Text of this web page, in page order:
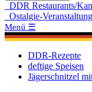
DDR Restaurants/
Ostalgie-
Menü ☰
DDR-Rezepte
deftige Speisen
Jägerschnitzel